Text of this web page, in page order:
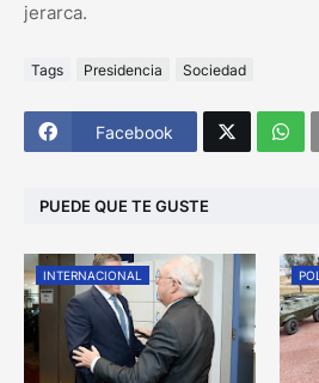
jerarca.
Tags Presidencia Sociedad
Facebook
PUEDE QUE TE GUSTE
INTERNACIONAL